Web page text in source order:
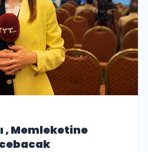
, Memleketine